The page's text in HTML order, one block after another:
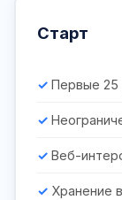
Старт
Первые 25
Веб-
Хранение